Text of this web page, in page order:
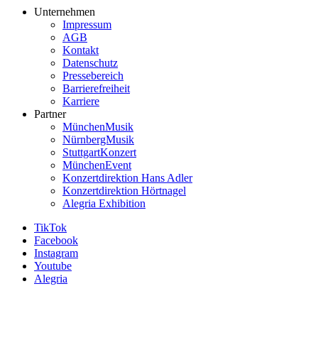
Footer
Service-
Alegria
Unternehmen
Impressum
AGB
Kontakt
Datenschutz
Pressebereich
Barrierefreiheit
Karriere
Partner
MünchenMusik
NürnbergMusik
StuttgartKonzert
MünchenEvent
Konzertdirektion Hans Adler
Konzertdirektion Hörtnagel
Alegria Exhibition
TikTok
Facebook
Instagram
Youtube
Alegria